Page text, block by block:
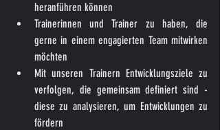
heranführen können
Trainerinnen und Trainer zu haben, die
gerne in einem engagierten Team mitwirken
möchten
Mit unseren Trainern Entwicklungsziele zu
verfolgen, die gemeinsam definiert sind -
diese zu analysieren, um Entwicklungen zu
fördern